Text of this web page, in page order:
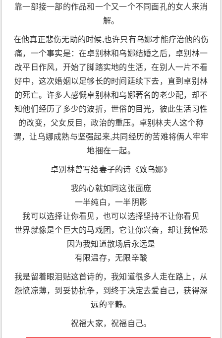
靠一部接一部的作品和一个又一个不同面孔的女人来消
解。
在他真正悲伤无助的时候,也许只有乌娜才能疗治他的伤
痛，一个事实是：在卓别林和乌娜结婚之后，卓别林一
改平日作风，开始了脚踏实地的生活，在别人一片不看
好中，这次婚姻以足够长的时间延续下去，直到卓别林
的死亡。许多人感慨卓别林和乌娜著名的老少配，却不
知他们经历了多少的波折，世俗的目光，彼此生活习性
的改变，父女反目，政治的重压。卓别林夫人这个称
谓，让乌娜成熟与坚强起来,共同经历的苦难将俩人牢牢
地捆在一起。
卓别林曾写给妻子的诗《致乌娜》
我的心就如同这张面庞
一半纯白，一半阴影
我可以选择让你看见，也可以选择坚持不让你看见
世界就像是个巨大的马戏团，它让你兴奋，却让我惶恐
因为我知道散场后永远是
有限温存，无限辛酸
我是留着眼泪贴这首诗的，我知道很多人走在路上，从
怨愤凉薄，到妥协抗争，到终于决定去爱自己，获得深
远的平静。
祝福大家，祝福自己。